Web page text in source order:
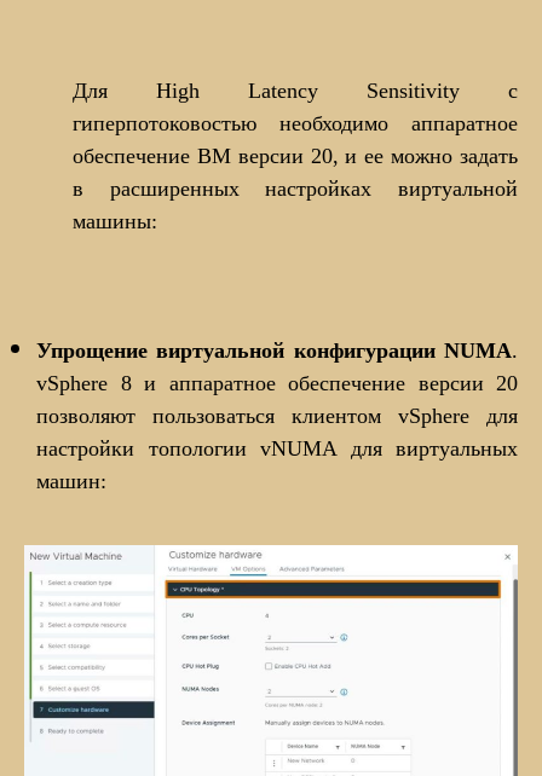
Для High Latency Sensitivity с
гиперпотоковостью необходимо аппаратное
обеспечение ВМ версии 20, и ее можно задать
в расширенных настройках виртуальной
машины:
Упрощение виртуальной конфигурации NUMA.
vSphere 8 и аппаратное обеспечение версии 20
позволяют пользоваться клиентом vSphere для
настройки топологии vNUMA для виртуальных
машин: